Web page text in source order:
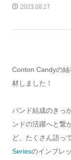
2023.08.27
Conton Candyの
材しました！
バンド結成のきっ
ンドの活躍へと繋
ど、たくさん語っ
Seriesのインプレ